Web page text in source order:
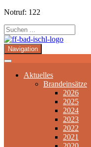
Notruf: 122
Navigation
Aktuelles
Brandeinsätze
2026
2025
2024
2023
2022
2021